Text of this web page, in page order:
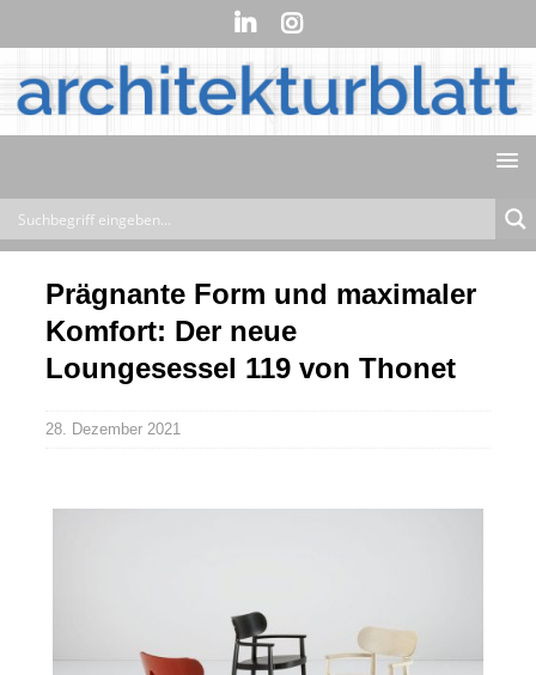
Prägnante Form und maximaler
Komfort: Der neue
Loungesessel 119 von Thonet
28. Dezember 2021